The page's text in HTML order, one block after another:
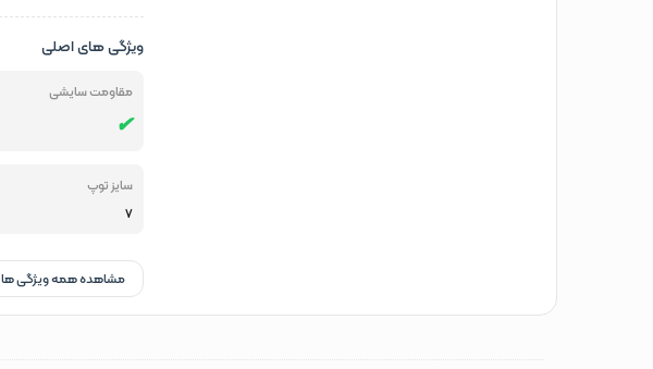
ویژگی های اصلی
مقاومت سایشی
سایز توپ
7
مشاهده همه ویژگی ها